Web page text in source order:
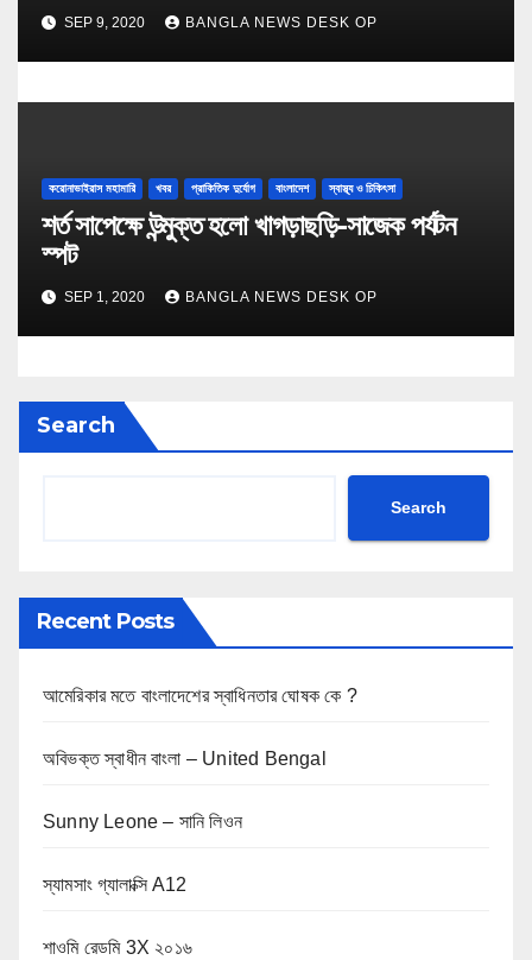
SEP 9, 2020 BANGLA NEWS DESK OP
করোনাভাইরাস মহামারি খবর প্রাকিতিক দুর্যোগ বাংলাদেশ স্বাস্থ্য ও চিকিৎসা
শর্ত সাপেক্ষে উন্মুক্ত হলো খাগড়াছড়ি-সাজেক পর্যটন
স্পট
SEP 1, 2020 BANGLA NEWS DESK OP
Search
Search
Recent Posts
আমেরিকার মতে বাংলাদেশের স্বাধিনতার ঘোষক কে ?
অবিভক্ত স্বাধীন বাংলা – United Bengal
Sunny Leone – সানি লিওন
স্যামসাং গ্যালাক্সি A12
শাওমি রেডমি 3X ২০১৬